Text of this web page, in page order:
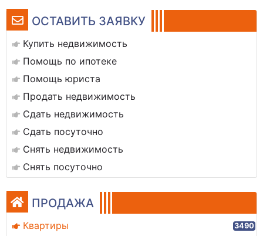
ОСТАВИТЬ ЗАЯВКУ
Купить недвижимость
Помощь по ипотеке
Помощь юриста
Продать недвижимость
Сдать недвижимость
Сдать посуточно
Снять недвижимость
Снять посуточно
ПРОДАЖА
Квартиры 3490